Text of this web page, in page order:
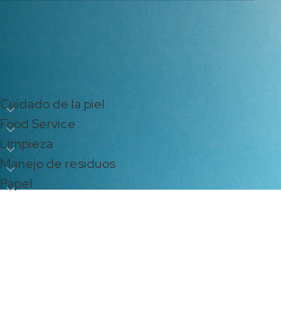
Cuidado de la piel
Food Service
Limpieza
Manejo de residuos
Papel